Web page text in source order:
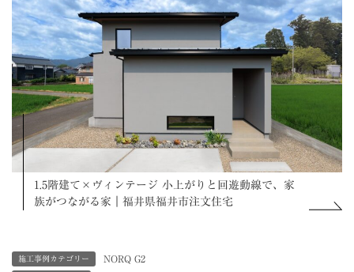
1.5階建て×ヴィンテージ 小上がりと回遊動線で、家
族がつながる家｜福井県福井市注文住宅
施工事例カテゴリー NORQ G2